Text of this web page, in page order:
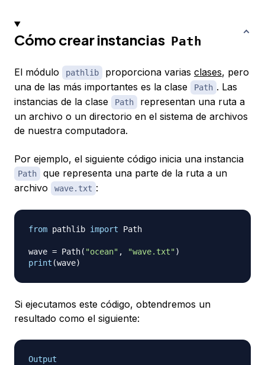
Cómo crear instancias Path
El módulo pathlib proporciona varias clases, pero
una de las más importantes es la clase
Path . Las
instancias de la clase
Path
representan una ruta a
un archivo o un directorio en el sistema de archivos
de nuestra computadora.
Por ejemplo, el siguiente código inicia una instancia
Path
que representa una parte de la ruta a un
archivo
wave.txt :
from pathlib import Path
wave = Path( "ocean" , "wave.txt")
print (wave)
Si ejecutamos este código, obtendremos un
resultado como el siguiente:
Output